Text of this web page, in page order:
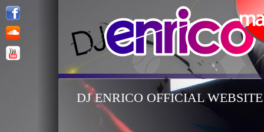
DJ ENRICO OFFICIAL WEBSITE